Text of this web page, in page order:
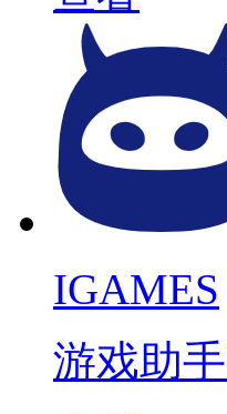
IGAMES
游戏助手